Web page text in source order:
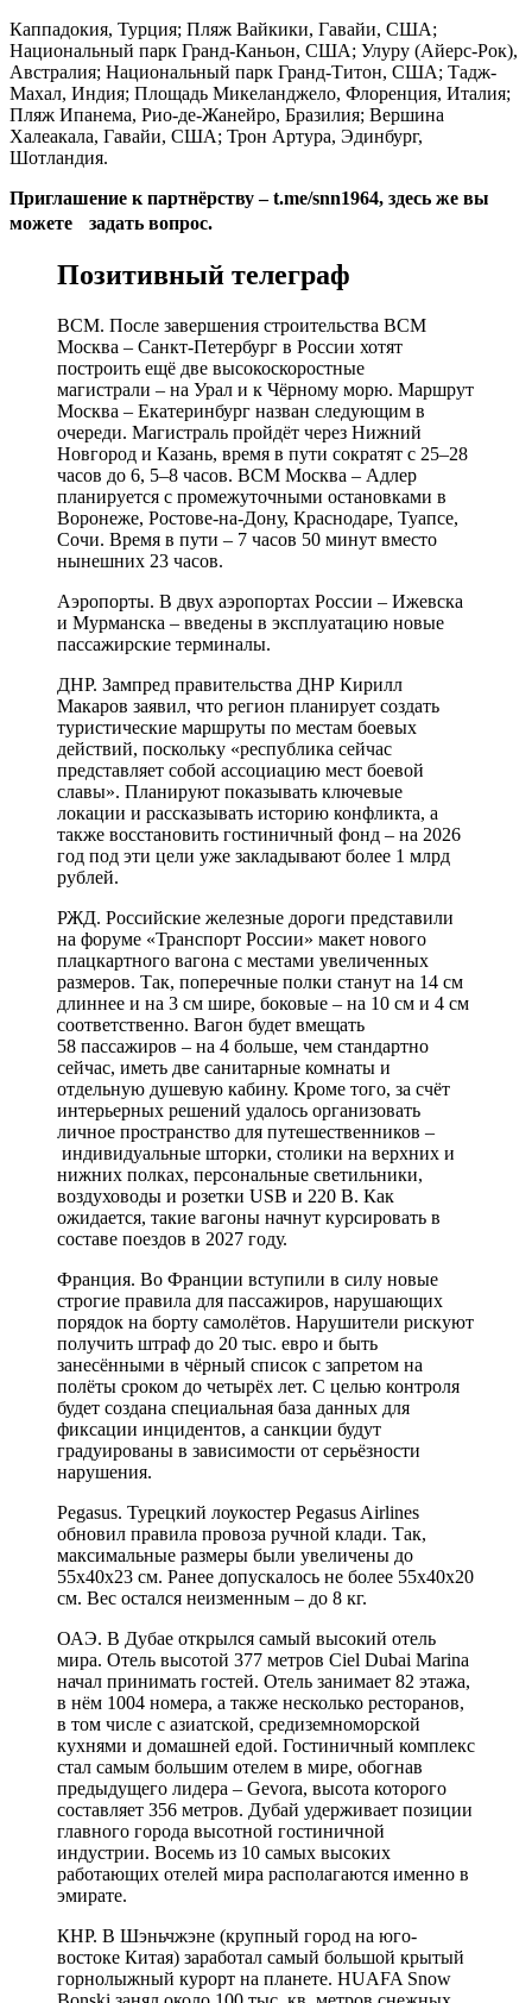
Каппадокия, Турция; Пляж Вайкики, Гавайи, США;
Национальный парк Гранд-Каньон, США; Улуру (Айерс-Рок),
Австралия; Национальный парк Гранд-Титон, США; Тадж-
Махал, Индия; Площадь Микеланджело, Флоренция, Италия;
Пляж Ипанема, Рио-де-Жанейро, Бразилия; Вершина
Халеакала, Гавайи, США; Трон Артура, Эдинбург,
Шотландия.
Приглашение к партнёрству – t.me/snn1964, здесь же вы
можете задать вопрос.
Позитивный телеграф
ВСМ. После завершения строительства ВСМ
Москва – Санкт-Петербург в России хотят
построить ещё две высокоскоростные
магистрали – на Урал и к Чёрному морю. Маршрут
Москва – Екатеринбург назван следующим в
очереди. Магистраль пройдёт через Нижний
Новгород и Казань, время в пути сократят с 25–28
часов до 6, 5–8 часов. ВСМ Москва – Адлер
планируется с промежуточными остановками в
Воронеже, Ростове-на-Дону, Краснодаре, Туапсе,
Сочи. Время в пути – 7 часов 50 минут вместо
нынешних 23 часов.
Аэропорты. В двух аэропортах России – Ижевска
и Мурманска – введены в эксплуатацию новые
пассажирские терминалы.
ДНР. Зампред правительства ДНР Кирилл
Макаров заявил, что регион планирует создать
туристические маршруты по местам боевых
действий, поскольку «республика сейчас
представляет собой ассоциацию мест боевой
славы». Планируют показывать ключевые
локации и рассказывать историю конфликта, а
также восстановить гостиничный фонд – на 2026
год под эти цели уже закладывают более 1 млрд
рублей.
РЖД. Российские железные дороги представили
на форуме «Транспорт России» макет нового
плацкартного вагона с местами увеличенных
размеров. Так, поперечные полки станут на 14 см
длиннее и на 3 см шире, боковые – на 10 см и 4 см
соответственно. Вагон будет вмещать
58 пассажиров – на 4 больше, чем стандартно
сейчас, иметь две санитарные комнаты и
отдельную душевую кабину. Кроме того, за счёт
интерьерных решений удалось организовать
личное пространство для путешественников –
индивидуальные шторки, столики на верхних и
нижних полках, персональные светильники,
воздуховоды и розетки USB и 220 В. Как
ожидается, такие вагоны начнут курсировать в
составе поездов в 2027 году.
Франция. Во Франции вступили в силу новые
строгие правила для пассажиров, нарушающих
порядок на борту самолётов. Нарушители рискуют
получить штраф до 20 тыс. евро и быть
занесёнными в чёрный список с запретом на
полёты сроком до четырёх лет. С целью контроля
будет создана специальная база данных для
фиксации инцидентов, а санкции будут
градуированы в зависимости от серьёзности
нарушения.
Pegasus. Турецкий лоукостер Pegasus Airlines
обновил правила провоза ручной клади. Так,
максимальные размеры были увеличены до
55х40х23 см. Ранее допускалось не более 55х40х20
см. Вес остался неизменным – до 8 кг.
ОАЭ. В Дубае открылся самый высокий отель
мира. Отель высотой 377 метров Ciel Dubai Marina
начал принимать гостей. Отель занимает 82 этажа,
в нём 1004 номера, а также несколько ресторанов,
в том числе с азиатской, средиземноморской
кухнями и домашней едой. Гостиничный комплекс
стал самым большим отелем в мире, обогнав
предыдущего лидера – Gevora, высота которого
составляет 356 метров. Дубай удерживает позиции
главного города высотной гостиничной
индустрии. Восемь из 10 самых высоких
работающих отелей мира располагаются именно в
эмирате.
КНР. В Шэньчжэне (крупный город на юго-
востоке Китая) заработал самый большой крытый
горнолыжный курорт на планете. HUAFA Snow